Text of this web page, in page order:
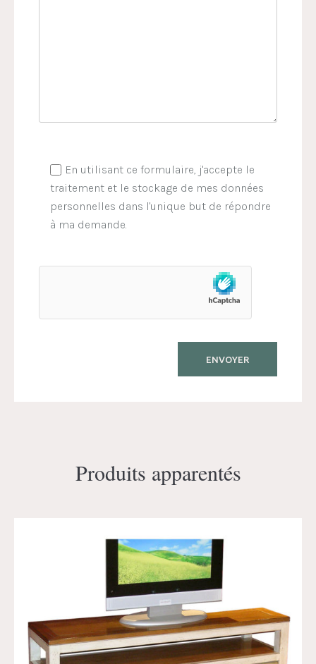
En utilisant ce formulaire, j'accepte le
traitement et le stockage de mes données
personnelles dans l'unique but de répondre
à ma demande.
Produits apparentés